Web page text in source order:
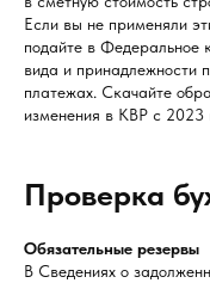
Если вы не применяли
подайте в Федеральное
вида и принадлежности
платежах. Скачайте
изменения в КВР с 2023
Проверка
Обязательные резервы
В Сведениях о